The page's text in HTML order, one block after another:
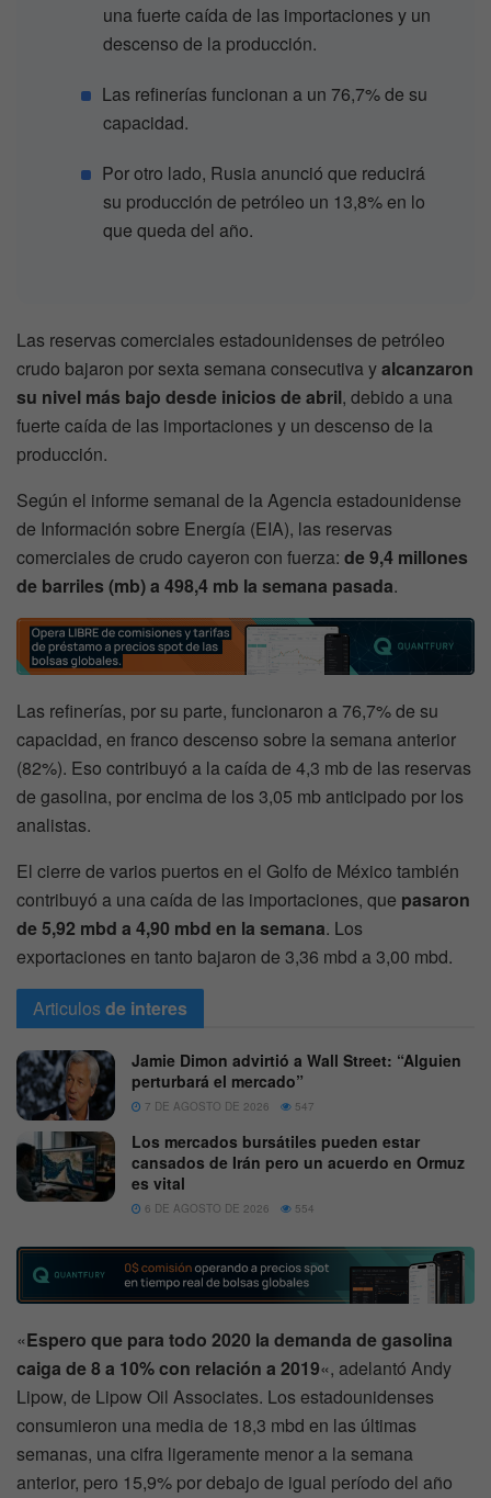
una fuerte caída de las importaciones y un
descenso de la producción.
Las refinerías funcionan a un 76,7% de su
capacidad.
Por otro lado, Rusia anunció que reducirá
su producción de petróleo un 13,8% en lo
que queda del año.
Las reservas comerciales estadounidenses de petróleo
crudo bajaron por sexta semana consecutiva yalcanzaron
su nivel más bajo desde inicios de abril, debido a una
fuerte caída de las importaciones y un descenso de la
producción.
Según el informe semanal de la Agencia estadounidense
de Información sobre Energía (EIA), las reservas
comerciales de crudo cayeron con fuerza: de 9,4 millones
de barriles (mb) a 498,4 mb la semana pasada.
Las refinerías, por su parte, funcionaron a 76,7% de su
capacidad, en franco descenso sobre la semana anterior
(82%). Eso contribuyó a la caída de 4,3 mb de las reservas
de gasolina, por encima de los 3,05 mb anticipado por los
analistas.
El cierre de varios puertos en el Golfo de México también
contribuyó a una caída de las importaciones, que pasaron
de 5,92 mbd a 4,90 mbd en la semana. Los
exportaciones en tanto bajaron de 3,36 mbd a 3,00 mbd.
Articulosde interes
Jamie Dimon advirtió a Wall Street: “Alguien
perturbará el mercado”
7 DE AGOSTO DE 2026 547
Los mercados bursátiles pueden estar
cansados de Irán pero un acuerdo en Ormuz
es vital
6 DE AGOSTO DE 2026 554
«Espero que para todo 2020 la demanda de gasolina
caiga de 8 a 10% con relación a 2019«, adelantó Andy
Lipow, de Lipow Oil Associates. Los estadounidenses
consumieron una media de 18,3 mbd en las últimas
semanas, una cifra ligeramente menor a la semana
anterior, pero 15,9% por debajo de igual período del año